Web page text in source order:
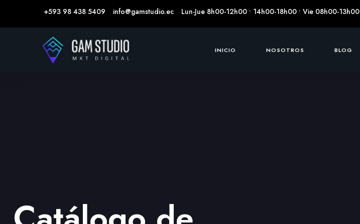
+593 98 438 5409 info@gamstudio.ec Lun-Jue 8h00-12h00 • 14h00-18h00 • Vie 08h00-13h00
INICIO NOSOTROS BLOG